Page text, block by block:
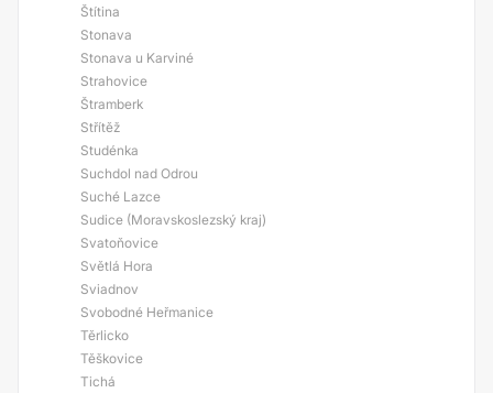
Štítina
Stonava
Stonava u Karviné
Strahovice
Štramberk
Střítěž
Studénka
Suchdol nad Odrou
Suché Lazce
Sudice (Moravskoslezský kraj)
Svatoňovice
Světlá Hora
Sviadnov
Svobodné Heřmanice
Těrlicko
Těškovice
Tichá